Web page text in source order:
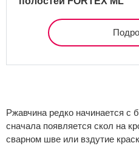
Ржавчина редко начинается
сначала появляется скол на
сварном шве или вздутие